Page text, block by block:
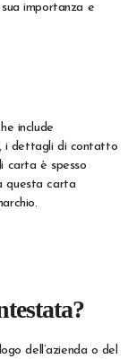
importanza e
include
i dettagli di contatto
carta è spesso
questa carta
dell’azienda o del